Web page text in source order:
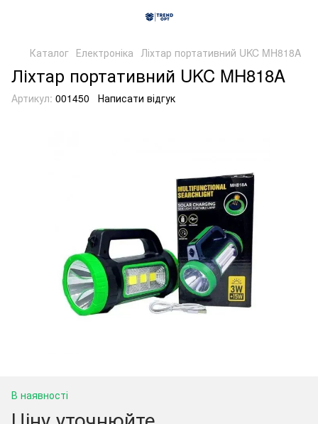
Каталог Електроніка Ліхтар портативний UKC MH818A
Ліхтар портативний UKC MH818A
Артикул: 001450 Написати відгук
В наявності